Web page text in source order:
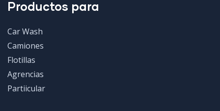
Productos para
Car Wash
Camiones
Flotillas
Agrencias
Partiicular